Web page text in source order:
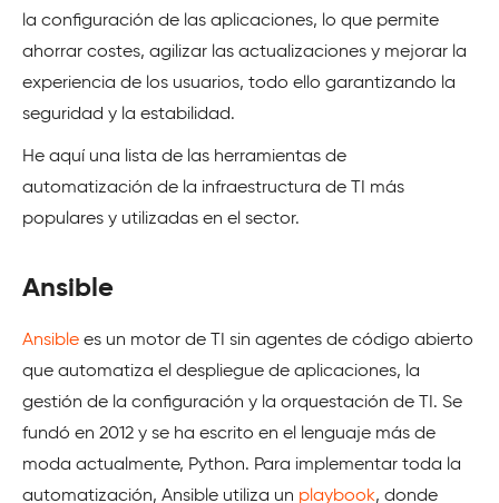
la configuración de las aplicaciones, lo que permite
ahorrar costes, agilizar las actualizaciones y mejorar la
experiencia de los usuarios, todo ello garantizando la
seguridad y la estabilidad.
He aquí una lista de las herramientas de
automatización de la infraestructura de TI más
populares y utilizadas en el sector.
Ansible
Ansible es un motor de TI sin agentes de código abierto
que automatiza el despliegue de aplicaciones, la
gestión de la configuración y la orquestación de TI. Se
fundó en 2012 y se ha escrito en el lenguaje más de
moda actualmente, Python. Para implementar toda la
automatización, Ansible utiliza un playbook, donde